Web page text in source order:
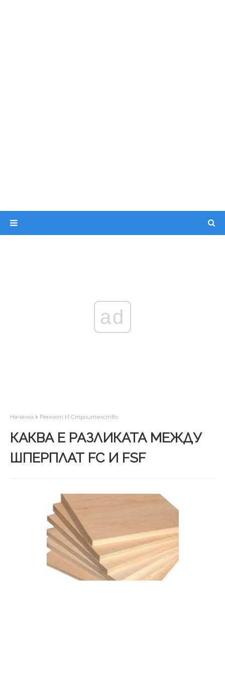
ad
Начална Ремонт И Строителство
КАКВА Е РАЗЛИКАТА МЕЖДУ
ШПЕРПЛАТ FC И FSF